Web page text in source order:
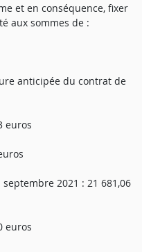
et en conséquence, fixer
aux sommes de :
anticipée du contrat de
euros
2021 : 21 681,06
euros